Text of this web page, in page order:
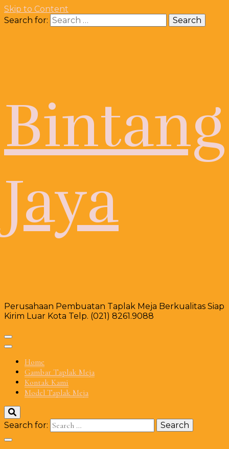
Skip to Content
Search for:
Bintang
Jaya
Perusahaan Pembuatan Taplak Meja Berkualitas Siap
Kirim Luar Kota Telp. (021) 8261.9088
Home
Gambar Taplak Meja
Kontak Kami
Model Taplak Meja
Search for: